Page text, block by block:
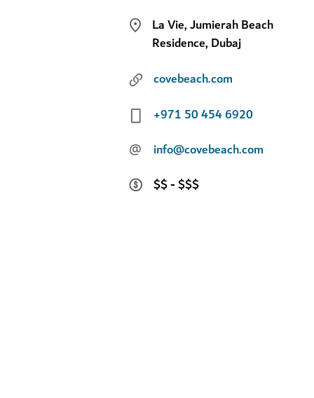
La Vie, Jumierah Beach
Residence, Dubaj
covebeach.com
+971 50 454 6920
@
info@covebeach.com
$$ - $$$